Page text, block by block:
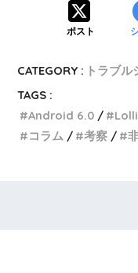
ポスト
CATEGORY : トラブル
TAGS :
Android 6.0
コラム
考察